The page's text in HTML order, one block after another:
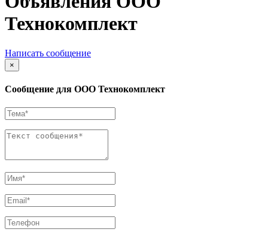
Технокомплект
Написать сообщение
×
Сообщение для ООО Технокомплект